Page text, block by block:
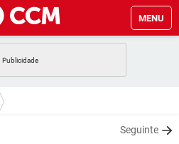
MENU
Seguinte